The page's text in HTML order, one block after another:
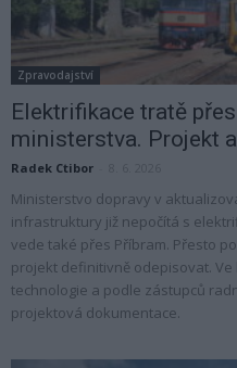
Zpravodajství
Elektrifikace tratě
ministerstva. Projekt
Radek Ctibor
Ministerstvo dopravy v
infrastruktury již nepočítá s
vede také přes Příbram. Přesto
projekt definitivně odepisovat.
technologie a podle zástupců
projektová dokumentace.